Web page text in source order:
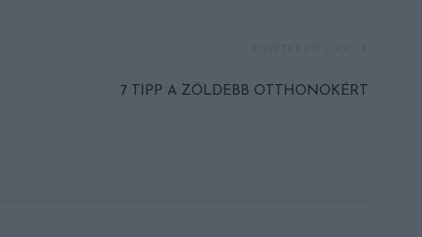
7 TIPP A ZÖLDEBB OTTHONOKÉRT